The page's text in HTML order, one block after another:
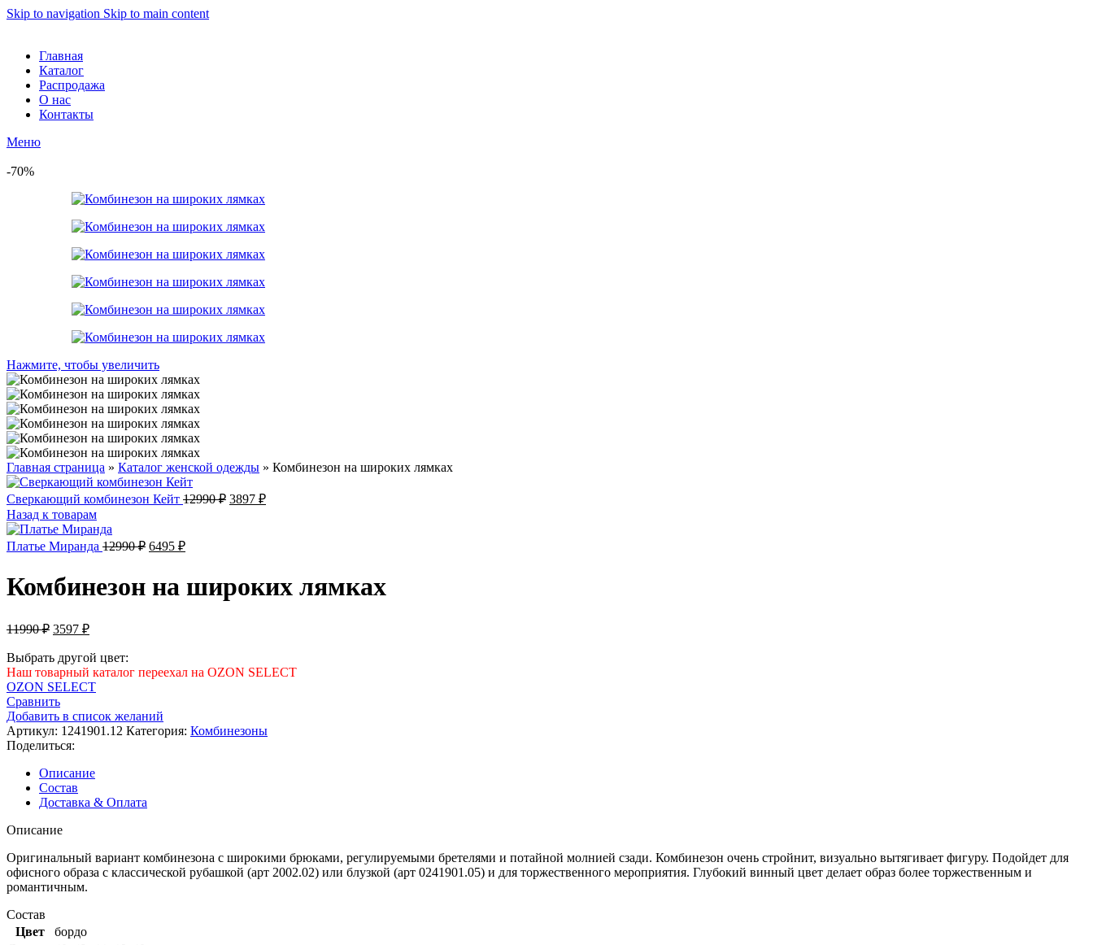
Skip to navigation Skip to main content
Главная
Каталог
Распродажа
О нас
Контакты
Меню
-70%
Нажмите, чтобы увеличить
Главная страница » Каталог женской одежды » Комбинезон на широких лямках
Сверкающий комбинезон Кейт 12990₽ Первоначальная
3897 ₽Текущая
Назад к товарам
Платье Миранда 12990₽ Первоначальная
12990 ₽.
6495 ₽Текущая
Комбинезон на широких лямках
11990₽ Первоначальная
составляла
11990 ₽.
3597 ₽Текущая
3597 ₽.
Выбрать другой цвет:
Наш товарный каталог переехал на OZON SELECT
OZON SELECT
Сравнить
Добавить в список желаний
Артикул: 1241901.12 Категория: Комбинезоны
Поделиться:
Описание
Состав
Доставка & Оплата
Описание
Оригинальный вариант комбинезона с широкими брюками, регулируемыми бретелями и потайной молнией сзади. Комбинезон очень стройнит, визуально вытягивает фигуру. Подойдет для
офисного образа с классической рубашкой (арт 2002.02) или блузкой (арт 0241901.05) и для торжественного мероприятия. Глубокий винный цвет делает образ более торжественным и
романтичным.
Состав
Цвет
бордо